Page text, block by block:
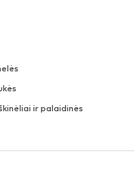
ir palaidinės